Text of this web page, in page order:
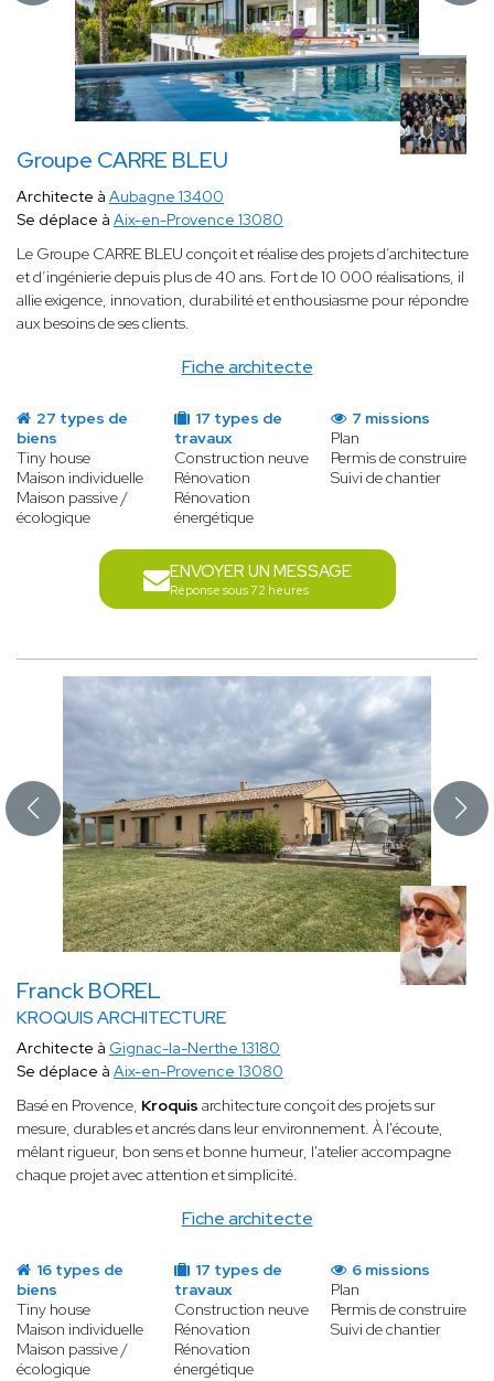
Groupe CARRE BLEU
Fiche architecte
Architecte à Aubagne 13400
Se déplace à Aix-en-Provence 13080
Le Groupe CARRE BLEU conçoit et réalise des projets d’architecture
et d’ingénierie depuis plus de 40 ans. Fort de 10 000 réalisations, il
allie exigence, innovation, durabilité et enthousiasme pour répondre
aux besoins de ses clients.
27 types de
biens
Tiny house
Maison individuelle
Maison passive /
écologique
17 types de
travaux
Construction neuve
Rénovation
Rénovation
énergétique
7 missions
Plan
Permis de construire
Suivi de chantier
ENVOYER UN MESSAGE
Réponse sous 72 heures
Franck BOREL
KROQUIS ARCHITECTURE
Fiche architecte
Architecte à Gignac-la-Nerthe 13180
Se déplace à Aix-en-Provence 13080
Basé en Provence, Kroquis architecture conçoit des projets sur
mesure, durables et ancrés dans leur environnement. À l'écoute,
mêlant rigueur, bon sens et bonne humeur, l'atelier accompagne
chaque projet avec attention et simplicité.
16 types de
biens
Tiny house
Maison individuelle
Maison passive /
écologique
17 types de
travaux
Construction neuve
Rénovation
Rénovation
énergétique
6 missions
Plan
Permis de construire
Suivi de chantier